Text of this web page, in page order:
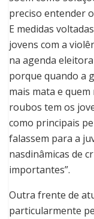
preciso entender
E medidas
jovens com a
na agenda
porque quando a
mais mata e
roubos tem os
como principais
falassem para a
nasdinâmicas de
importantes”.
Outra frente de
particularmente